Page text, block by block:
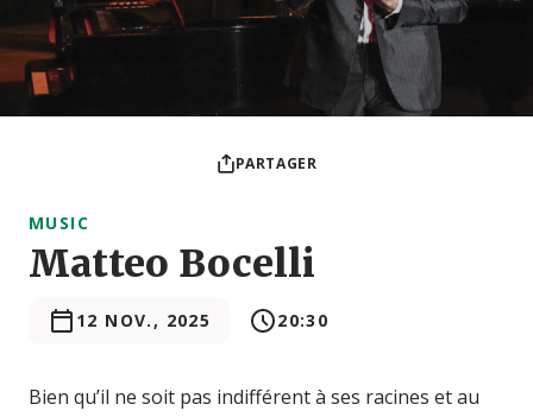
PARTAGER
MUSIC
Matteo Bocelli
12 NOV., 2025 20:30
Bien qu’il ne soit pas indifférent à ses racines et au